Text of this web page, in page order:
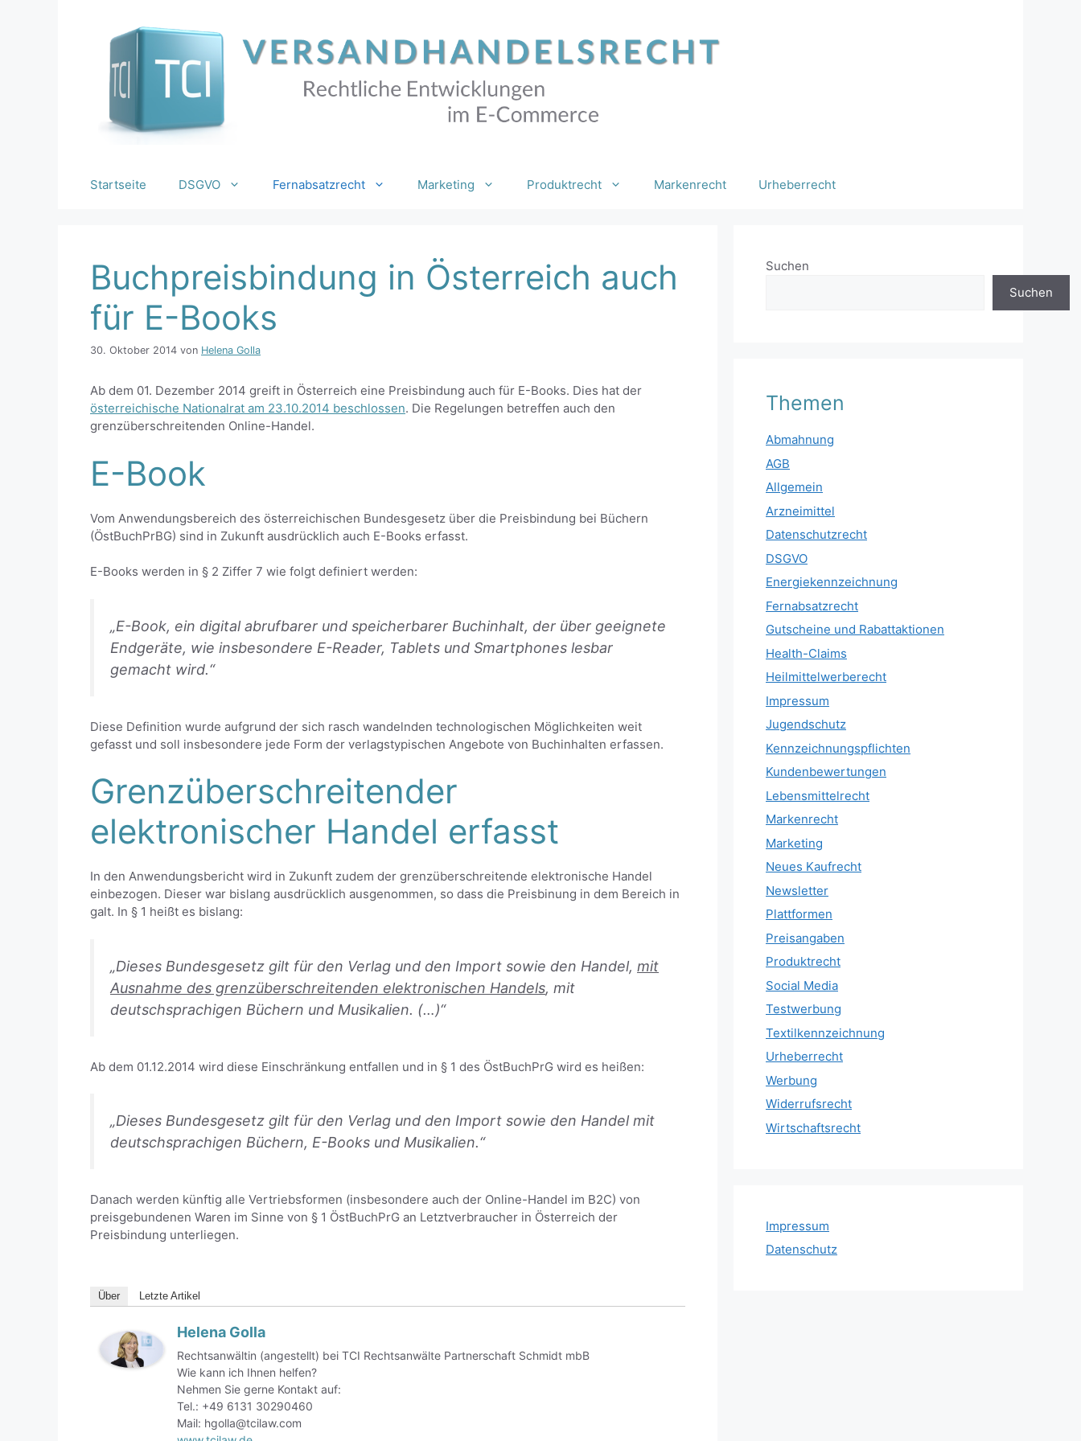
Startseite DSGVO Fernabsatzrecht Marketing Produktrecht Markenrecht Urheberrecht
Buchpreisbindung in Österreich auch
für E-Books
30. Oktober 2014 von Helena Golla
Ab dem 01. Dezember 2014 greift in Österreich eine Preisbindung auch für E-Books. Dies hat der
österreichische Nationalrat am 23.10.2014 beschlossen. Die Regelungen betreffen auch den
grenzüberschreitenden Online-Handel.
E-Book
Vom Anwendungsbereich des österreichischen Bundesgesetz über die Preisbindung bei Büchern
(ÖstBuchPrBG) sind in Zukunft ausdrücklich auch E-Books erfasst.
E-Books werden in § 2 Ziffer 7 wie folgt definiert werden:
„E-Book, ein digital abrufbarer und speicherbarer Buchinhalt, der über geeignete
Endgeräte, wie insbesondere E-Reader, Tablets und Smartphones lesbar
gemacht wird.“
Diese Definition wurde aufgrund der sich rasch wandelnden technologischen Möglichkeiten weit
gefasst und soll insbesondere jede Form der verlagstypischen Angebote von Buchinhalten erfassen.
Grenzüberschreitender
elektronischer Handel erfasst
In den Anwendungsbericht wird in Zukunft zudem der grenzüberschreitende elektronische Handel
einbezogen. Dieser war bislang ausdrücklich ausgenommen, so dass die Preisbinung in dem Bereich in
galt. In § 1 heißt es bislang:
„Dieses Bundesgesetz gilt für den Verlag und den Import sowie den Handel, mit
Ausnahme des grenzüberschreitenden elektronischen Handels, mit
deutschsprachigen Büchern und Musikalien. (…)“
Ab dem 01.12.2014 wird diese Einschränkung entfallen und in § 1 des ÖstBuchPrG wird es heißen:
„Dieses Bundesgesetz gilt für den Verlag und den Import sowie den Handel mit
deutschsprachigen Büchern, E-Books und Musikalien.“
Danach werden künftig alle Vertriebsformen (insbesondere auch der Online-Handel im B2C) von
preisgebundenen Waren im Sinne von § 1 ÖstBuchPrG an Letztverbraucher in Österreich der
Preisbindung unterliegen.
Über Letzte Artikel
Helena Golla
Rechtsanwältin (angestellt) bei TCI Rechtsanwälte Partnerschaft Schmidt mbB
Wie kann ich Ihnen helfen?
Nehmen Sie gerne Kontakt auf:
Tel.: +49 6131 30290460
Mail: hgolla@tcilaw.com
Suchen
Suchen
Themen
Abmahnung
AGB
Allgemein
Arzneimittel
Datenschutzrecht
DSGVO
Energiekennzeichnung
Fernabsatzrecht
Gutscheine und Rabattaktionen
Health-Claims
Heilmittelwerberecht
Impressum
Jugendschutz
Kennzeichnungspflichten
Kundenbewertungen
Lebensmittelrecht
Markenrecht
Marketing
Neues Kaufrecht
Newsletter
Plattformen
Preisangaben
Produktrecht
Social Media
Testwerbung
Textilkennzeichnung
Urheberrecht
Werbung
Widerrufsrecht
Wirtschaftsrecht
Impressum
Datenschutz